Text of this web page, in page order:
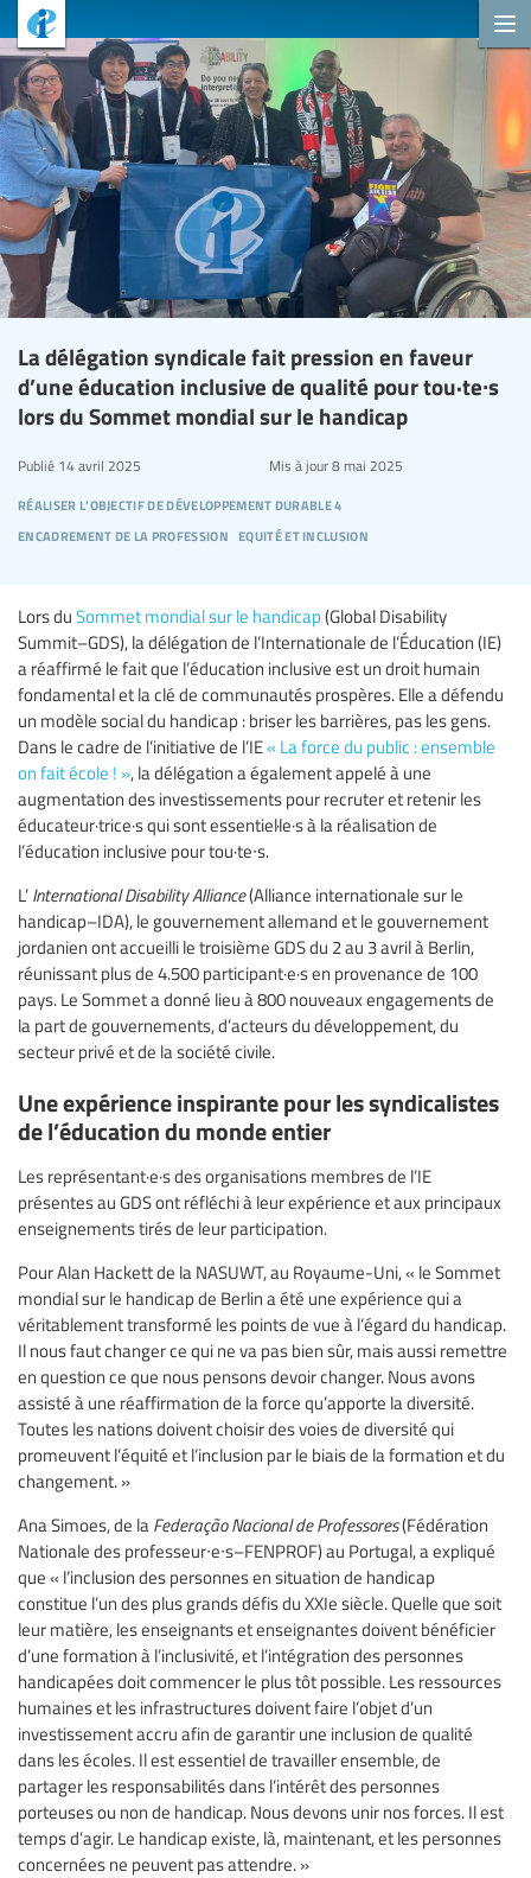
La délégation syndicale fait pression en faveur
d’une éducation inclusive de qualité pour tou·te∙s
lors du Sommet mondial sur le handicap
réaliser l’objectif de développement durable 4
encadrement de la profession equité et inclusion
Publié 14 avril 2025 Mis à jour8 mai 2025
Lors du Sommet mondial sur le handicap(Global Disability
Summit–GDS), la délégation de l’Internationale de l’Éducation (IE)
a réaffirmé le fait que l’éducation inclusive est un droit humain
fondamental et la clé de communautés prospères. Elle a défendu
un modèle social du handicap : briser les barrières, pas les gens.
Dans le cadre de l’initiative de l’IE« La force du public : ensemble
on fait école ! », la délégation a également appelé à une
augmentation des investissements pour recruter et retenir les
éducateur·trice·s qui sont essentiel·le·s à la réalisation de
l’éducation inclusive pour tou·te∙s.
L’ International Disability Alliance(Alliance internationale sur le
handicap–IDA), le gouvernement allemand et le gouvernement
jordanien ont accueilli le troisième GDS du 2 au 3 avril à Berlin,
réunissant plus de 4.500 participant·e·s en provenance de 100
pays. Le Sommet a donné lieu à 800 nouveaux engagements de
la part de gouvernements, d’acteurs du développement, du
secteur privé et de la société civile.
Une expérience inspirante pour les syndicalistes
de l’éducation du monde entier
Les représentant·e·s des organisations membres de l’IE
présentes au GDS ont réfléchi à leur expérience et aux principaux
enseignements tirés de leur participation.
Pour Alan Hackett de la NASUWT, au Royaume-Uni, « le Sommet
mondial sur le handicap de Berlin a été une expérience qui a
véritablement transformé les points de vue à l’égard du handicap.
Il nous faut changer ce qui ne va pas bien sûr, mais aussi remettre
en question ce que nous pensons devoir changer. Nous avons
assisté à une réaffirmation de la force qu’apporte la diversité.
Toutes les nations doivent choisir des voies de diversité qui
promeuvent l’équité et l’inclusion par le biais de la formation et du
changement. »
Ana Simoes, de la Federação Nacional de Professores(Fédération
Nationale des professeur∙e∙s–FENPROF) au Portugal, a expliqué
que « l’inclusion des personnes en situation de handicap
constitue l’un des plus grands défis du XXIe siècle. Quelle que soit
leur matière, les enseignants et enseignantes doivent bénéficier
d’une formation à l’inclusivité, et l’intégration des personnes
handicapées doit commencer le plus tôt possible. Les ressources
humaines et les infrastructures doivent faire l’objet d’un
investissement accru afin de garantir une inclusion de qualité
dans les écoles. Il est essentiel de travailler ensemble, de
partager les responsabilités dans l’intérêt des personnes
porteuses ou non de handicap. Nous devons unir nos forces. Il est
temps d’agir. Le handicap existe, là, maintenant, et les personnes
concernées ne peuvent pas attendre. »